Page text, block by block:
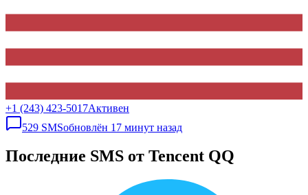
+1 (243) 423-5017Активен
529 SMSобновлён 17 минут назад
Последние SMS от Tencent QQ